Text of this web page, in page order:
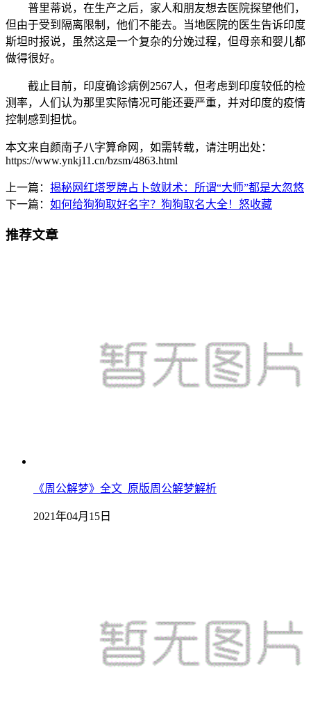
普里蒂说，在生产之后，家人和朋友想去医院探望他们，
但由于受到隔离限制，他们不能去。当地医院的医生告诉印度
斯坦时报说，虽然这是一个复杂的分娩过程，但母亲和婴儿都
做得很好。
截止目前，印度确诊病例2567人，但考虑到印度较低的检
测率，人们认为那里实际情况可能还要严重，并对印度的疫情
控制感到担忧。
本文来自颜南子八字算命网，如需转载，请注明出处：
https://www.ynkj11.cn/bzsm/4863.html
上一篇： 揭秘网红塔罗牌占卜敛财术：所谓“大师”都是大忽悠
下一篇： 如何给狗狗取好名字？狗狗取名大全！怒收藏
推荐文章
《周公解梦》全文_原版周公解梦解析
2021年04月15日